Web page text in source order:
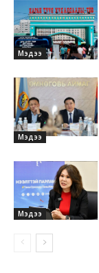
Мэдээ
Мэдээ
Мэдээ